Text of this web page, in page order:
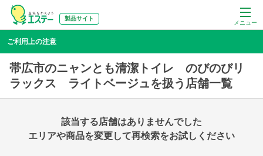
メニュー
製品サイト
ご利用上の注意
帯広市のニャンとも清潔トイレ のびのびリ
ラックス ライトベージュを扱う店舗一覧
該当する店舗はありませんでした
エリアや商品を変更して再検索をお試しください